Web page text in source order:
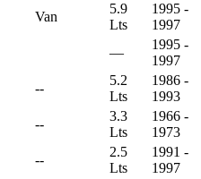
Van
5.9
Lts
1995 -
1997
—
1995 -
1997
--
5.2
Lts
1986 -
1993
--
3.3
Lts
1966 -
1973
--
2.5
Lts
1991 -
1997